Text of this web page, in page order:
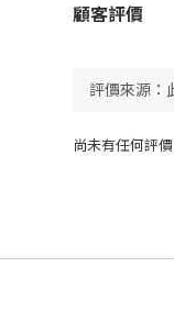
顧客評價
尚未有任何評價